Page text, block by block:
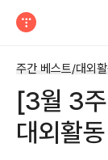
주간 베스트/대외
[3월 3
대외활